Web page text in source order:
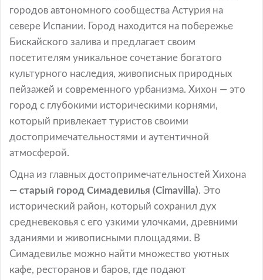
городов автономного сообщества Астурия на
севере Испании. Город находится на побережье
Бискайского залива и предлагает своим
посетителям уникальное сочетание богатого
культурного наследия, живописных природных
пейзажей и современного урбанизма. Хихон — это
город с глубокими историческими корнями,
который привлекает туристов своими
достопримечательностями и аутентичной
атмосферой.
Одна из главных достопримечательностей Хихона
— старый город Симадевилья (Cimavilla). Это
исторический район, который сохранил дух
средневековья с его узкими улочками, древними
зданиями и живописными площадями. В
Симадевилье можно найти множество уютных
кафе, ресторанов и баров, где подают